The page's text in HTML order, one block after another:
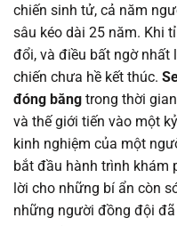
Chapter 194
Chapter 193
Chapter 192
Chapter 191
Chapter 190
chiến sinh tử, cả năm
sâu kéo dài 25 năm. Khi
đổi, và điều bất ngờ nhất
chiến chưa hề kết thúc.
đóng băng trong thời
và thế giới tiến vào một
kinh nghiệm của một
bắt đầu hành trình khám
lời cho những bí ẩn còn
những người đồng đội